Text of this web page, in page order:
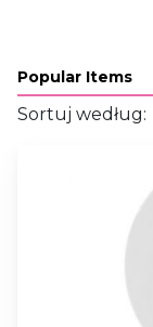
Popular Items
Sortuj według: